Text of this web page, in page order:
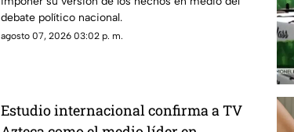
debate político nacional.
agosto 07, 2026 03:02 p. m.
Estudio internacional confirma a TV